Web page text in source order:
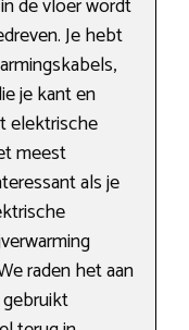
de vloer wordt
Je hebt
je kant en
elektrische
meest
als je
raden het aan